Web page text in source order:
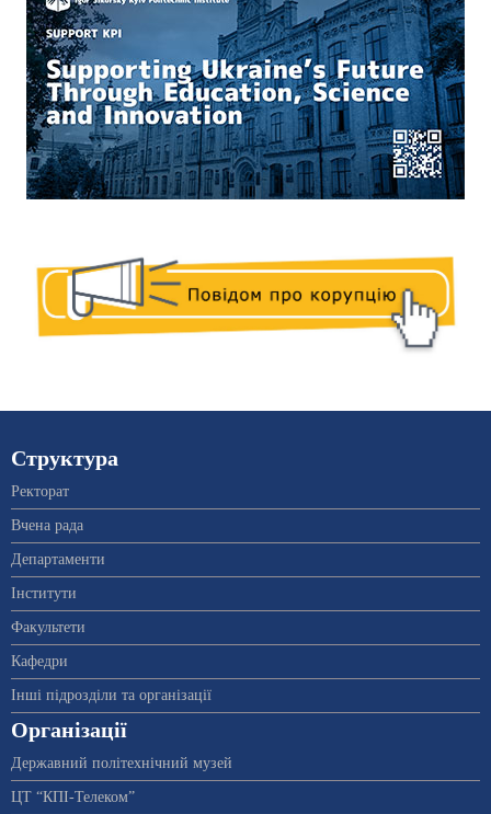
Структура
Ректорат
Вчена рада
Департаменти
Інститути
Факультети
Кафедри
Інші підрозділи та організації
Організації
Державний політехнічний музей
ЦТ “КПІ-Телеком”